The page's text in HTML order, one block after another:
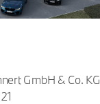
GmbH & Co. KG